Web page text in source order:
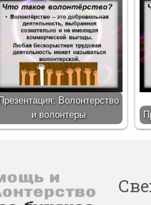
Презентация: Волонтерство
и волонтеры